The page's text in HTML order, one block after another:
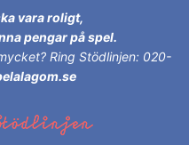
vara roligt,
pengar på spel.
Ring Stödlinjen: 020-